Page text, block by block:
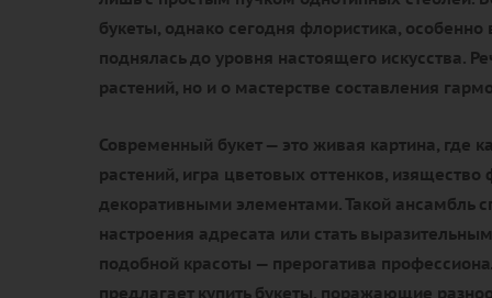
букеты, однако сегодня флористика,
поднялась до уровня настоящего искусства.
растений, но и о мастерстве составления
Современный букет — это живая картина, где
растений, игра цветовых оттенков,
декоративными элементами. Такой ансамбль
настроения адресата или стать
подобной красоты — прерогатива
предлагает купить букеты, поражающие